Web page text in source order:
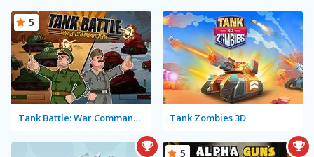
Tank Battle: War Commander
5
Tank Zombies 3D
5